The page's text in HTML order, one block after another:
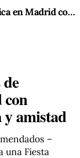
Italia celebra 80 años de República en Madrid con historia, gastronomía y amistad
amistad
–
una Fiesta